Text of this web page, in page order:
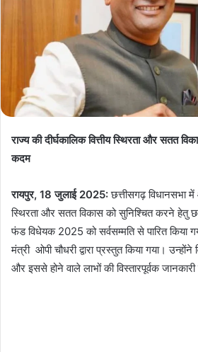
राज्य की दीर्घकालिक वित्तीय स्थिरता और सतत
कदम
रायपुर, 18 जुलाई 2025:छत्तीसगढ़ विधानसभा
स्थिरता और सतत विकास को सुनिश्चित करने हेतु
फंड विधेयक 2025 को सर्वसम्मति से पारित किया
मंत्री ओपी चौधरी द्वारा प्रस्तुत किया गया। उन्होंने
और इससे होने वाले लाभों की विस्तारपूर्वक जानकारी